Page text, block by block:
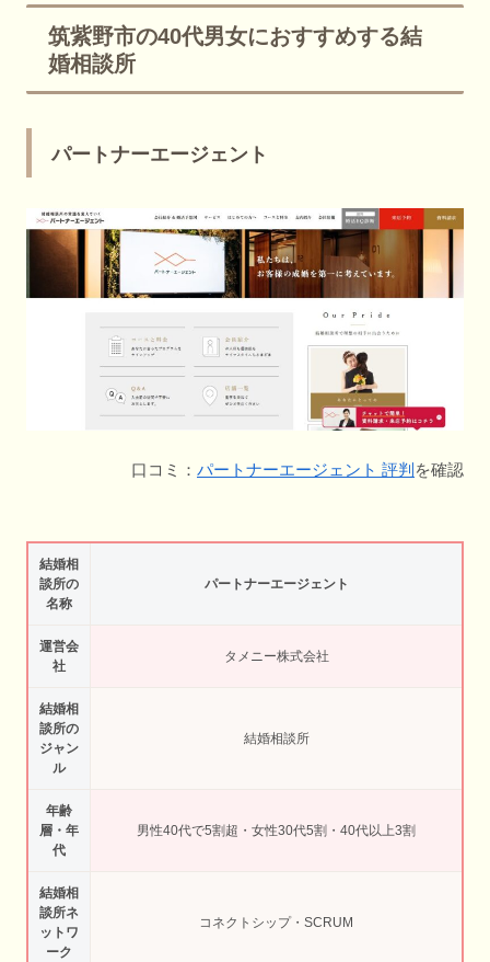
筑紫野市の40代男女におすすめする結
婚相談所
パートナーエージェント
口コミ： パートナーエージェント 評判 を確認
結婚相
談所の
名称
パートナーエージェント
運営会
社
タメニー株式会社
結婚相
談所の
ジャン
ル
結婚相談所
年齢
層・年
代
男性40代で5割超・女性30代5割・40代以上3割
結婚相
談所ネ
ットワ
ーク
コネクトシップ・SCRUM